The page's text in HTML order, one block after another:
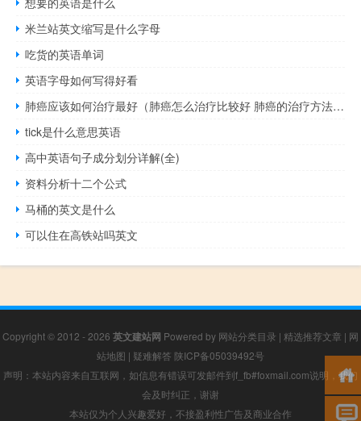
米兰站英文缩写是什么字母
吃货的英语单词
英语字母如何写得好看
肺癌应该如何治疗最好（肺癌怎么治疗比较好 肺癌的治疗方法有哪些）
tick是什么意思英语
高中英语句子成分划分详解(全)
资料分析十二个公式
马桶的英文是什么
可以住在高铁站吗英文
Copyright © 2012 - 2026 英文建站网 Powered by 网站分类目录 | 精选推荐文章 | 网
站地图 | 疑难解答 陕ICP备05039492号
声明：本站内容来自互联网，如信息有错误可发邮件到f_fb#foxmail.com说明，我们
会及时纠正，谢谢
本站仅为个人兴趣爱好，不接盈利性广告及商业合作